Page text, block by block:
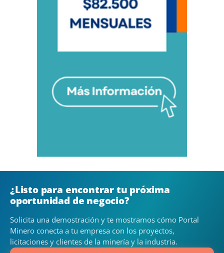
¿Listo para encontrar tu próxima
oportunidad de negocio?
Solicita una demostración y te mostramos cómo Portal
Minero conecta a tu empresa con los proyectos,
licitaciones y clientes de la minería y la industria.